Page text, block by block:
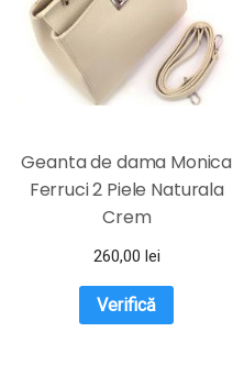
Geanta de dama Monica
Ferruci 2 Piele Naturala
Crem
260,00 lei
Verifică